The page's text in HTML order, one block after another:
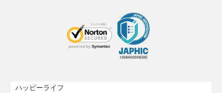
ハッピーライフ